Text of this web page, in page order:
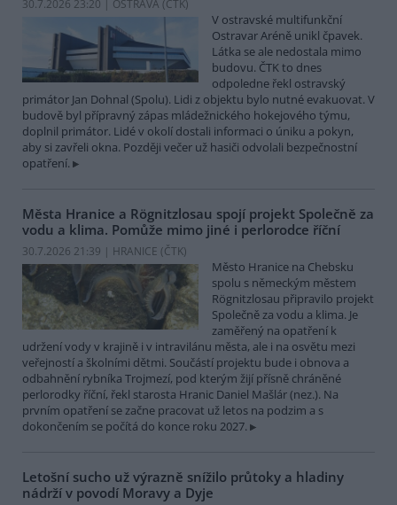
30.7.2026 23:20 | OSTRAVA (ČTK)
V ostravské multifunkční
Ostravar Aréně unikl čpavek.
Látka se ale nedostala mimo
budovu. ČTK to dnes
odpoledne řekl ostravský
primátor Jan Dohnal (Spolu). Lidi z objektu bylo nutné evakuovat. V
budově byl přípravný zápas mládežnického hokejového týmu,
doplnil primátor. Lidé v okolí dostali informaci o úniku a pokyn,
aby si zavřeli okna. Později večer už hasiči odvolali bezpečnostní
opatření.
Města Hranice a Rögnitzlosau spojí projekt Společně za
vodu a klima. Pomůže mimo jiné i perlorodce říční
30.7.2026 21:39 | HRANICE (ČTK)
Město Hranice na Chebsku
spolu s německým městem
Rögnitzlosau připravilo projekt
Společně za vodu a klima. Je
zaměřený na opatření k
udržení vody v krajině i v intravilánu města, ale i na osvětu mezi
veřejností a školními dětmi. Součástí projektu bude i obnova a
odbahnění rybníka Trojmezí, pod kterým žijí přísně chráněné
perlorodky říční, řekl starosta Hranic Daniel Mašlár (nez.). Na
prvním opatření se začne pracovat už letos na podzim a s
dokončením se počítá do konce roku 2027.
Letošní sucho už výrazně snížilo průtoky a hladiny
nádrží v povodí Moravy a Dyje